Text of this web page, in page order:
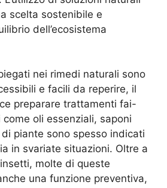
scelta sostenibile e
dell’ecosistema
nei rimedi naturali sono
e facili da reperire, il
preparare trattamenti fai-
oli essenziali, saponi
piante sono spesso indicati
in svariate situazioni. Oltre a
molte di queste
una funzione preventiva,